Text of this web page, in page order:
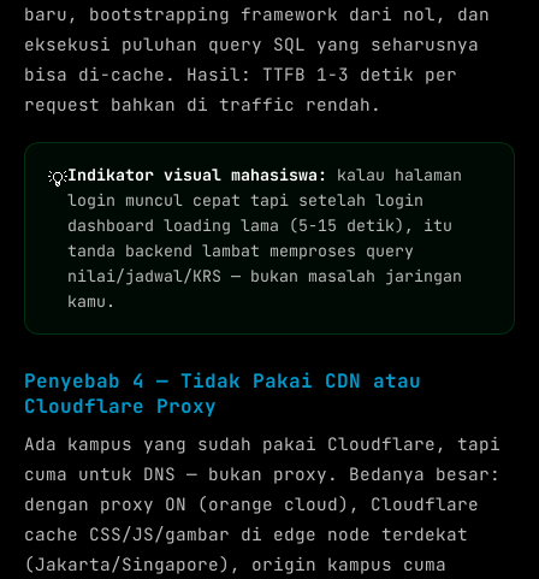
baru, bootstrapping framework dari nol, dan
eksekusi puluhan query SQL yang seharusnya
bisa di-cache. Hasil: TTFB 1-3 detik per
request bahkan di traffic rendah.
💡Indikator visual mahasiswa:
kalau halaman
login muncul cepat tapi setelah login
dashboard loading lama (5-15 detik), itu
tanda backend lambat memproses query
nilai/jadwal/KRS — bukan masalah jaringan
kamu.
Penyebab 4 — Tidak Pakai CDN atau
Cloudflare Proxy
Ada kampus yang sudah pakai Cloudflare, tapi
cuma untuk DNS — bukan proxy. Bedanya besar:
dengan proxy ON (orange cloud), Cloudflare
cache CSS/JS/gambar di edge node terdekat
(Jakarta/Singapore), origin kampus cuma